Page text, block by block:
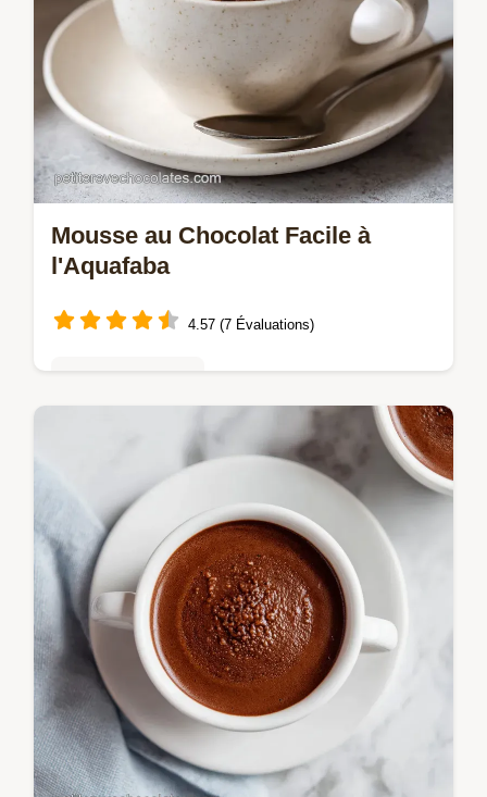
Mousse au Chocolat Facile à
l'Aquafaba
4.57 (7 Évaluations)
Découvrez notre recette de Desserts au
chocolat vegan : une mousse au chocolat
recette facile aérienne. Inclut une checklist
des erreurs courantes à éviter.